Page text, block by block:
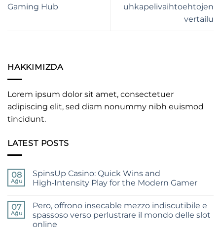
Gaming Hub
uhkapelivaihtoehtojen
vertailu
HAKKIMIZDA
Lorem ipsum dolor sit amet, consectetuer
adipiscing elit, sed diam nonummy nibh euismod
tincidunt.
LATEST POSTS
08
Ağu
SpinsUp Casino: Quick Wins and
High‑Intensity Play for the Modern Gamer
SpinsUp
Casino:
Quick
Wins
07
Ağu
Pero, offrono insecable mezzo indiscutibile e
spassoso verso perlustrare il mondo delle slot
online